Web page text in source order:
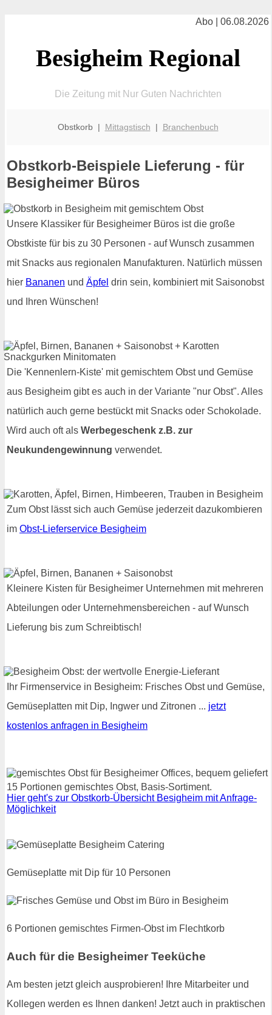
Abo | 06.08.2026
Besigheim Regional
Die Zeitung mit Nur Guten Nachrichten
Obstkorb | Mittagstisch | Branchenbuch
Obstkorb-Beispiele Lieferung - für
Besigheimer Büros
Unsere Klassiker für Besigheimer Büros ist die große
Obstkiste für bis zu 30 Personen - auf Wunsch zusammen
mit Snacks aus regionalen Manufakturen. Natürlich müssen
hier Bananen und Äpfel drin sein, kombiniert mit Saisonobst
und Ihren Wünschen!
Die 'Kennenlern-Kiste' mit gemischtem Obst und Gemüse
aus Besigheim gibt es auch in der Variante "nur Obst". Alles
natürlich auch gerne bestückt mit Snacks oder Schokolade.
Wird auch oft als Werbegeschenk z.B. zur
Neukundengewinnung verwendet.
Zum Obst lässt sich auch Gemüse jederzeit dazukombieren
im Obst-Lieferservice Besigheim
Kleinere Kisten für Besigheimer Unternehmen mit mehreren
Abteilungen oder Unternehmensbereichen - auf Wunsch
Lieferung bis zum Schreibtisch!
Ihr Firmenservice in Besigheim: Frisches Obst und Gemüse,
Gemüseplatten mit Dip, Ingwer und Zitronen ... jetzt
kostenlos anfragen in Besigheim
15 Portionen gemischtes Obst, Basis-Sortiment.
Hier geht's zur Obstkorb-Übersicht Besigheim mit Anfrage-
Möglichkeit
Gemüseplatte mit Dip für 10 Personen
6 Portionen gemischtes Firmen-Obst im Flechtkorb
Auch für die Besigheimer Teeküche
Am besten jetzt gleich ausprobieren! Ihre Mitarbeiter und
Kollegen werden es Ihnen danken! Jetzt auch in praktischen